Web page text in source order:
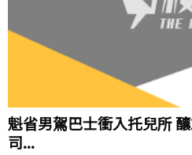
魁省男駕巴士衝入托兒所
司...